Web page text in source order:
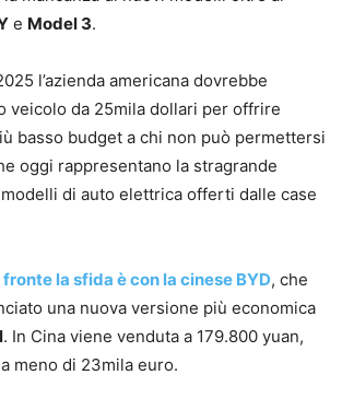
e Model 3.
l’azienda americana dovrebbe
veicolo da 25mila dollari per offrire
basso budget a chi non può permettersi
oggi rappresentano la stragrande
di auto elettrica offerti dalle case
la sfida è con la cinese BYD, che
una nuova versione più economica
. In Cina viene venduta a 179.800 yuan,
meno di 23mila euro.